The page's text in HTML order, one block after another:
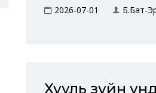
2026-07-01 Б.Бат-
Хууль зүйн